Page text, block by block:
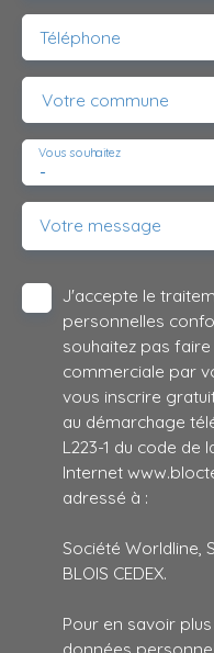
Téléphone
Votre commune
-
Vous souhaitez
Votre message
J'accepte le
personnelles
souhaitez pas
commerciale par
vous inscrire
au démarchage
L223-1 du code de
Internet
adressé à :
Société Worldline,
BLOIS CEDEX.
Pour en savoir
données